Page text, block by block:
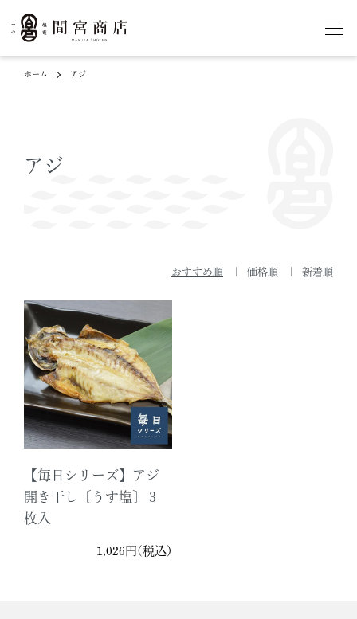
ホーム アジ
アジ
おすすめ順 価格順 新着順
【毎日シリーズ】アジ
開き干し〔うす塩〕３
枚入
1,026円(税込)